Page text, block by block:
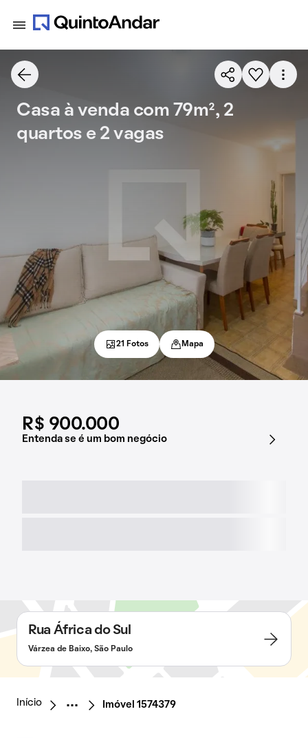
R$ 900.000
Entenda se é um bom negócio
Casa à venda com 79m², 2
quartos e 2 vagas
21 Fotos Mapa
Rua África do Sul
Várzea de Baixo, São Paulo
Início Imóvel 1574379